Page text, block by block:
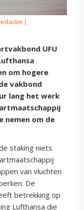
|
UFU
om hogere
vakbond
lang het werk
nemen om de
staking niets
van vluchten
De
betrekking op
Lufthansa die